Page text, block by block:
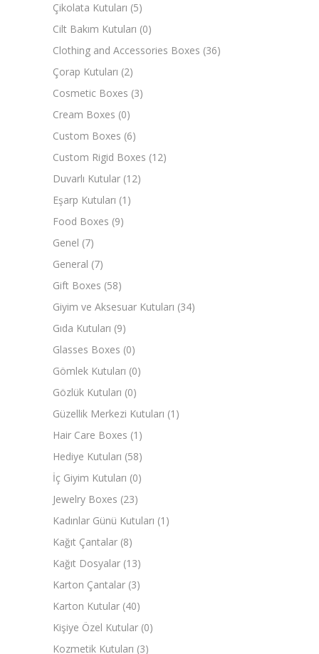
Çikolata Kutuları (5)
Cilt Bakım Kutuları (0)
Clothing and Accessories Boxes (36)
Çorap Kutuları (2)
Cosmetic Boxes (3)
Cream Boxes (0)
Custom Boxes (6)
Custom Rigid Boxes (12)
Duvarlı Kutular (12)
Eşarp Kutuları (1)
Food Boxes (9)
Genel (7)
General (7)
Gift Boxes (58)
Giyim ve Aksesuar Kutuları (34)
Gıda Kutuları (9)
Glasses Boxes (0)
Gömlek Kutuları (0)
Gözlük Kutuları (0)
Güzellik Merkezi Kutuları (1)
Hair Care Boxes (1)
Hediye Kutuları (58)
İç Giyim Kutuları (0)
Jewelry Boxes (23)
Kadınlar Günü Kutuları (1)
Kağıt Çantalar (8)
Kağıt Dosyalar (13)
Karton Çantalar (3)
Karton Kutular (40)
Kişiye Özel Kutular (0)
Kozmetik Kutuları (3)